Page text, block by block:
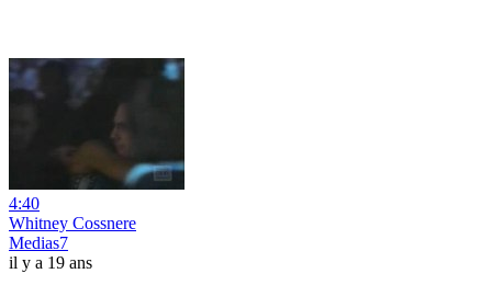
4:40
Whitney Cossnere
Medias7
il y a 19 ans